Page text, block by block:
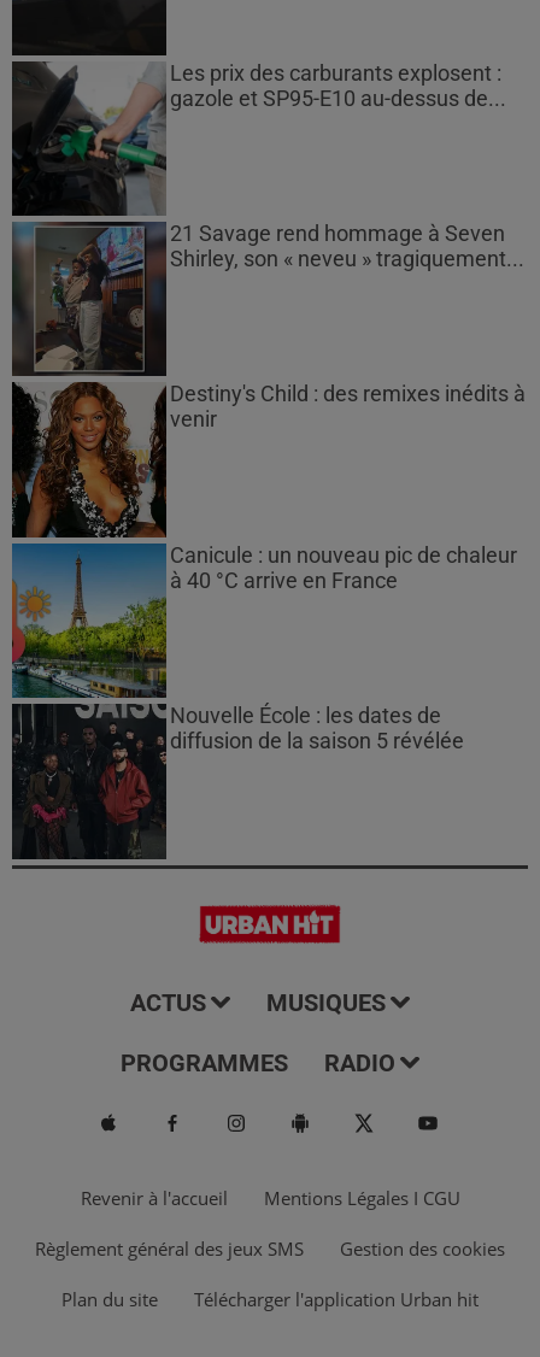
Les prix des carburants explosent :
gazole et SP95-E10 au-dessus de...
21 Savage rend hommage à Seven
Shirley, son « neveu » tragiquement...
Destiny's Child : des remixes inédits à
venir
Canicule : un nouveau pic de chaleur
à 40 °C arrive en France
Nouvelle École : les dates de
diffusion de la saison 5 révélée
ACTUS MUSIQUES
PROGRAMMES RADIO
Revenir à l'accueil Mentions Légales I CGU
Règlement général des jeux SMS Gestion des cookies
Plan du site Télécharger l'application Urban hit